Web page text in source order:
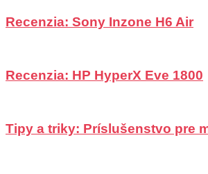
Recenzia: Sony Inzone H6 Air
Recenzia: HP HyperX Eve 1800
Tipy a triky: Príslušenstvo pre